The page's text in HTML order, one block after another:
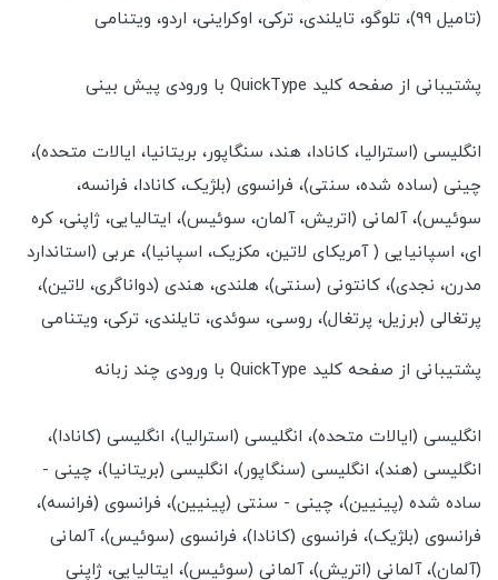
(تامیل 99)، تلوگو، تایلندی، ترکی، اوکراینی، اردو، ویتنامی
پشتیبانی از صفحه کلید QuickType با ورودی پیش بینی
انگلیسی (استرالیا، کانادا، هند، سنگاپور، بریتانیا، ایالات متحده)،
چینی (ساده شده، سنتی)، فرانسوی (بلژیک، کانادا، فرانسه،
سوئیس)، آلمانی (اتریش، آلمان، سوئیس)، ایتالیایی، ژاپنی، کره
ای، اسپانیایی ( آمریکای لاتین، مکزیک، اسپانیا)، عربی (استاندارد
مدرن، نجدی)، کانتونی (سنتی)، هلندی، هندی (دواناگری، لاتین)،
پرتغالی (برزیل، پرتغال)، روسی، سوئدی، تایلندی، ترکی، ویتنامی
پشتیبانی از صفحه کلید QuickType با ورودی چند زبانه
انگلیسی (ایالات متحده)، انگلیسی (استرالیا)، انگلیسی (کانادا)،
انگلیسی (هند)، انگلیسی (سنگاپور)، انگلیسی (بریتانیا)، چینی -
ساده شده (پینیین)، چینی - سنتی (پینیین)، فرانسوی (فرانسه)،
فرانسوی (بلژیک)، فرانسوی (کانادا)، فرانسوی (سوئیس)، آلمانی
(آلمان)، آلمانی (اتریش)، آلمانی (سوئیس)، ایتالیایی، ژاپنی